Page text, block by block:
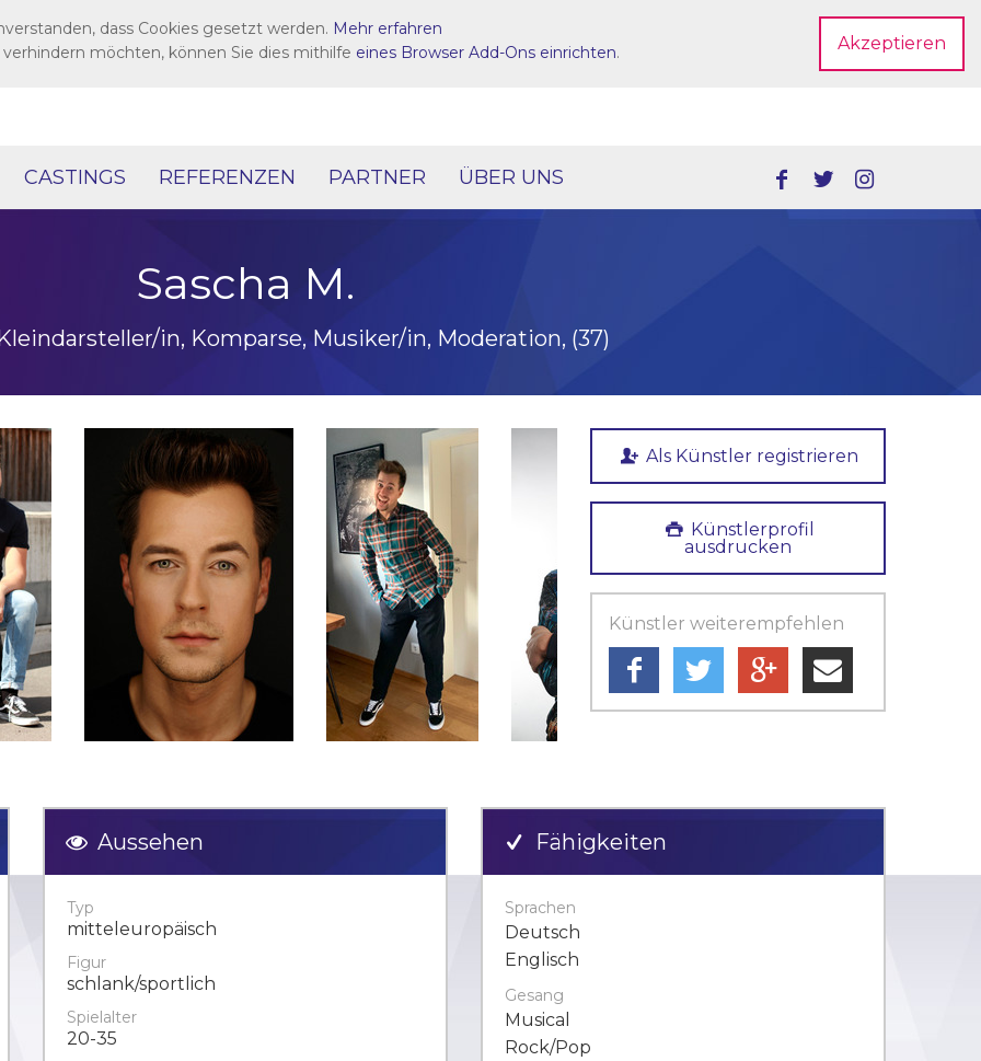
Dein Account
CASTINGS REFERENZEN PARTNER ÜBER UNS
Sascha M.
in, Komparse, Musiker/in, Moderation, (37)
Als Künstler registrieren
Künstlerprofil
ausdrucken
Künstler weiterempfehlen
Aussehen
Typ
mitteleuropäisch
Figur
schlank/sportlich
Spielalter
20-35
Fähigkeiten
Sprachen
Deutsch
Englisch
Gesang
Musical
Rock/Pop
Akzeptieren
dass Cookies gesetzt werden. Mehr erfahren
möchten, können Sie dies mithilfe eines Browser Add-Ons einrichten.